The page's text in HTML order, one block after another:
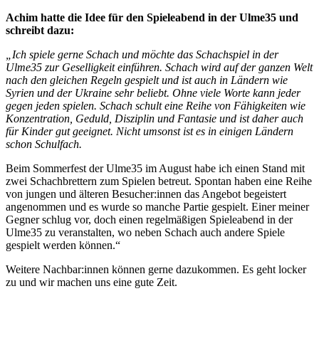
Achim hatte die Idee für den Spieleabend in der Ulme35 und
schreibt dazu:
„Ich spiele gerne Schach und möchte das Schachspiel in der
Ulme35 zur Geselligkeit einführen. Schach wird auf der ganzen Welt
nach den gleichen Regeln gespielt und ist auch in Ländern wie
Syrien und der Ukraine sehr beliebt. Ohne viele Worte kann jeder
gegen jeden spielen. Schach schult eine Reihe von Fähigkeiten wie
Konzentration, Geduld, Disziplin und Fantasie und ist daher auch
für Kinder gut geeignet. Nicht umsonst ist es in einigen Ländern
schon Schulfach.
Beim Sommerfest der Ulme35 im August habe ich einen Stand mit
zwei Schachbrettern zum Spielen betreut. Spontan haben eine Reihe
von jungen und älteren Besucher:innen das Angebot begeistert
angenommen und es wurde so manche Partie gespielt. Einer meiner
Gegner schlug vor, doch einen regelmäßigen Spieleabend in der
Ulme35 zu veranstalten, wo neben Schach auch andere Spiele
gespielt werden können.“
Weitere Nachbar:innen können gerne dazukommen. Es geht locker
zu und wir machen uns eine gute Zeit.